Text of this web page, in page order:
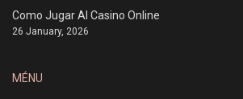
Como Jugar Al Casino Online
26 January, 2026
MÉNU